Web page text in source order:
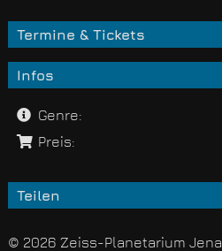
Termine & Tickets
Infos
Genre:
Preis:
Teilen
© 2026 Zeiss-Planetarium Jena